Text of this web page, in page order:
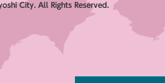
City. All Rights Reserved.